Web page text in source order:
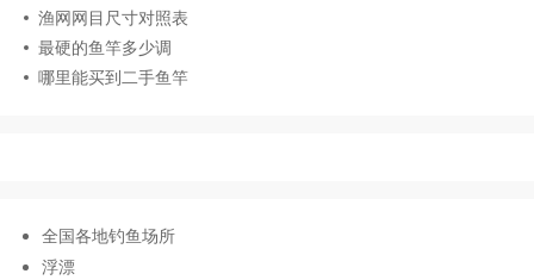
渔网网目尺寸对照表
最硬的鱼竿多少调
哪里能买到二手鱼竿
全国各地钓鱼场所
浮漂